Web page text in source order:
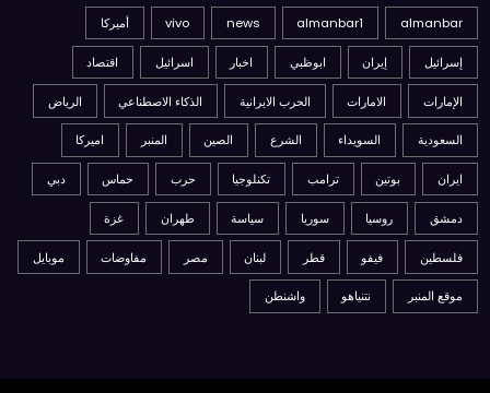
almanbar
almanbar1
news
vivo أميركا
إسرائيل إيران ابوظبي اخبار اسرائيل اقتصاد
الإمارات الامارات الحرب الايرانية الذكاء الاصطناعي الرياض
السعودية السويداء الشرع الصين المنبر اميركا
ايران بوتين ترامب تكنلوجيا حرب حماس دبي
دمشق روسيا سوريا سياسة طهران غزة
فلسطين فيفو قطر لبنان مصر مفاوضات موبايل
موقع المنبر نتنياهو واشنطن